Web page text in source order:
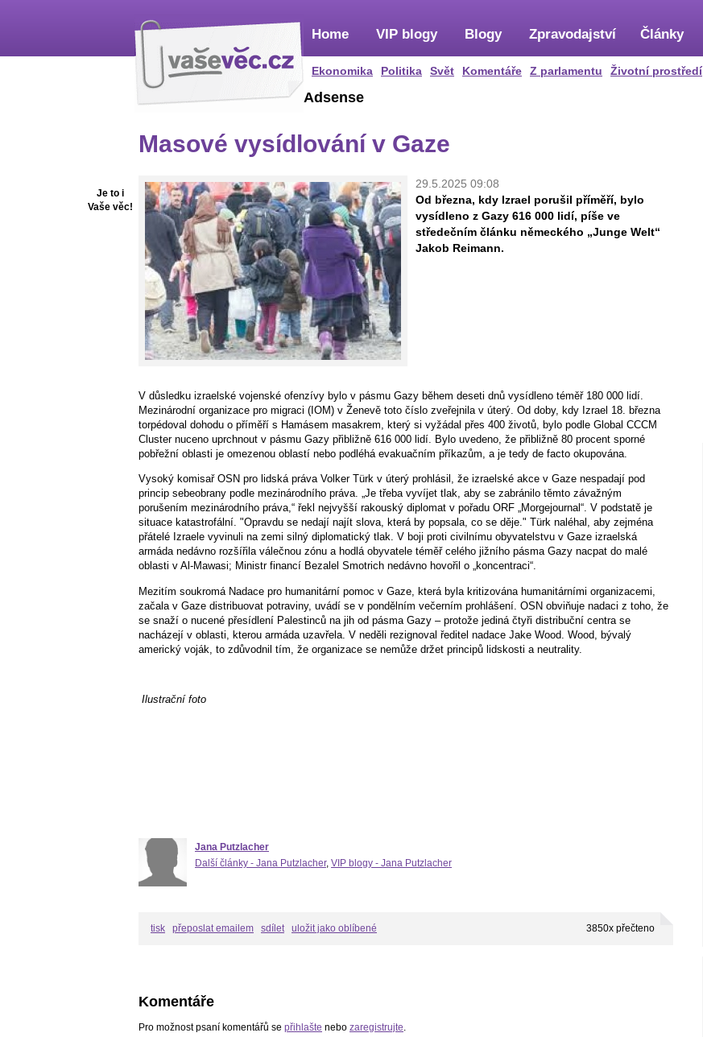
Home
Ekonomika Politika Svět Komentáře Z parlamentu Životní prostředí
VIP blogy Blogy Zpravodajství Články
Je to i
Vaše věc!
Adsense
Masové vysídlování v Gaze
29.5.2025 09:08
Od března, kdy Izrael porušil příměří, bylo
vysídleno z Gazy 616 000 lidí, píše ve
středečním článku německého „Junge Welt“
Jakob Reimann.
V důsledku izraelské vojenské ofenzívy bylo v pásmu Gazy během deseti dnů vysídleno téměř 180 000 lidí.
Mezinárodní organizace pro migraci (IOM) v Ženevě toto číslo zveřejnila v úterý. Od doby, kdy Izrael 18. března
torpédoval dohodu o příměří s Hamásem masakrem, který si vyžádal přes 400 životů, bylo podle Global CCCM
Cluster nuceno uprchnout v pásmu Gazy přibližně 616 000 lidí. Bylo uvedeno, že přibližně 80 procent sporné
pobřežní oblasti je omezenou oblastí nebo podléhá evakuačním příkazům, a je tedy de facto okupována.
Vysoký komisař OSN pro lidská práva Volker Türk v úterý prohlásil, že izraelské akce v Gaze nespadají pod
princip sebeobrany podle mezinárodního práva. „Je třeba vyvíjet tlak, aby se zabránilo těmto závažným
porušením mezinárodního práva,“ řekl nejvyšší rakouský diplomat v pořadu ORF „Morgejournal“. V podstatě je
situace katastrofální. "Opravdu se nedají najít slova, která by popsala, co se děje." Türk naléhal, aby zejména
přátelé Izraele vyvinuli na zemi silný diplomatický tlak. V boji proti civilnímu obyvatelstvu v Gaze izraelská
armáda nedávno rozšířila válečnou zónu a hodlá obyvatele téměř celého jižního pásma Gazy nacpat do malé
oblasti v Al-Mawasi; Ministr financí Bezalel Smotrich nedávno hovořil o „koncentraci“.
Mezitím soukromá Nadace pro humanitární pomoc v Gaze, která byla kritizována humanitárními organizacemi,
začala v Gaze distribuovat potraviny, uvádí se v pondělním večerním prohlášení. OSN obviňuje nadaci z toho, že
se snaží o nucené přesídlení Palestinců na jih od pásma Gazy – protože jediná čtyři distribuční centra se
nacházejí v oblasti, kterou armáda uzavřela. V neděli rezignoval ředitel nadace Jake Wood. Wood, bývalý
americký voják, to zdůvodnil tím, že organizace se nemůže držet principů lidskosti a neutrality.
Ilustrační foto
Jana Putzlacher
Další články - Jana Putzlacher, VIP blogy - Jana Putzlacher
tisk přeposlat emailem sdílet uložit jako oblíbené 3850x přečteno
Komentáře
Pro možnost psaní komentářů se přihlašte nebo zaregistrujte.